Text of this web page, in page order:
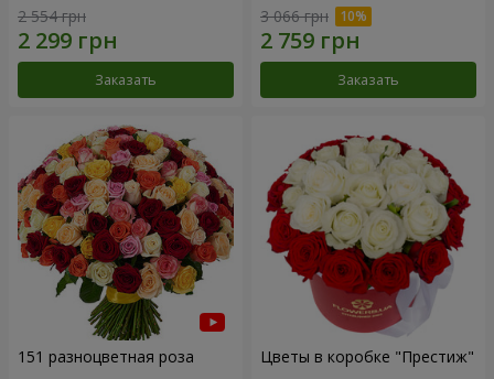
2 554 грн
Заказать
3 066 грн
Заказать
151 разноцветная роза Цветы в коробке "Престиж"